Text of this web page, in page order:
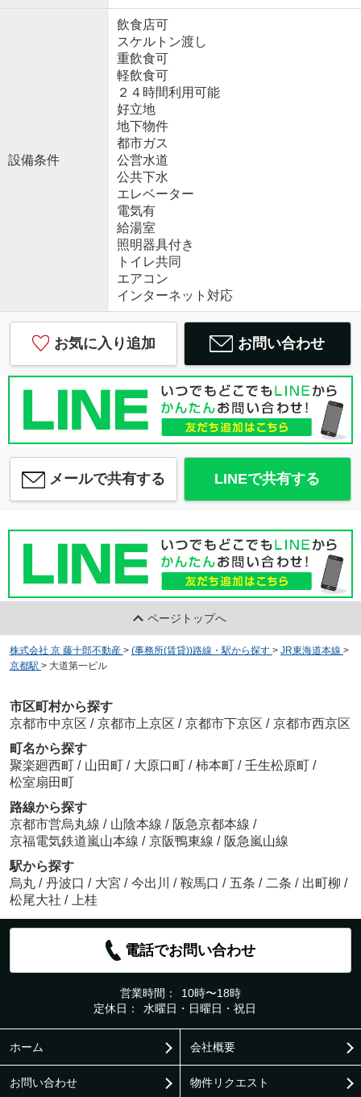
設備条件
飲食店可
スケルトン渡し
重飲食可
軽飲食可
２４時間利用可能
好立地
地下物件
都市ガス
公営水道
公共下水
エレベーター
電気有
給湯室
照明器具付き
トイレ共同
エアコン
インターネット対応
お気に入り追加 お問い合わせ
メールで共有する LINEで共有する
ページトップへ
株式会社 京 藤十郎不動産 > (事務所(賃貸))路線・駅から探す > JR東海道本線 >
京都駅 > 大道第一ビル
市区町村から探す
京都市中京区 / 京都市上京区 / 京都市下京区 / 京都市西京区
町名から探す
聚楽廻西町 / 山田町 / 大原口町 / 柿本町 / 壬生松原町 /
松室扇田町
路線から探す
京都市営烏丸線 / 山陰本線 / 阪急京都本線 /
京福電気鉄道嵐山本線 / 京阪鴨東線 / 阪急嵐山線
駅から探す
烏丸 / 丹波口 / 大宮 / 今出川 / 鞍馬口 / 五条 / 二条 / 出町柳 /
松尾大社 / 上桂
電話でお問い合わせ
営業時間：
10時〜18時
定休日：
水曜日・日曜日・祝日
ホーム 会社概要
お問い合わせ 物件リクエスト